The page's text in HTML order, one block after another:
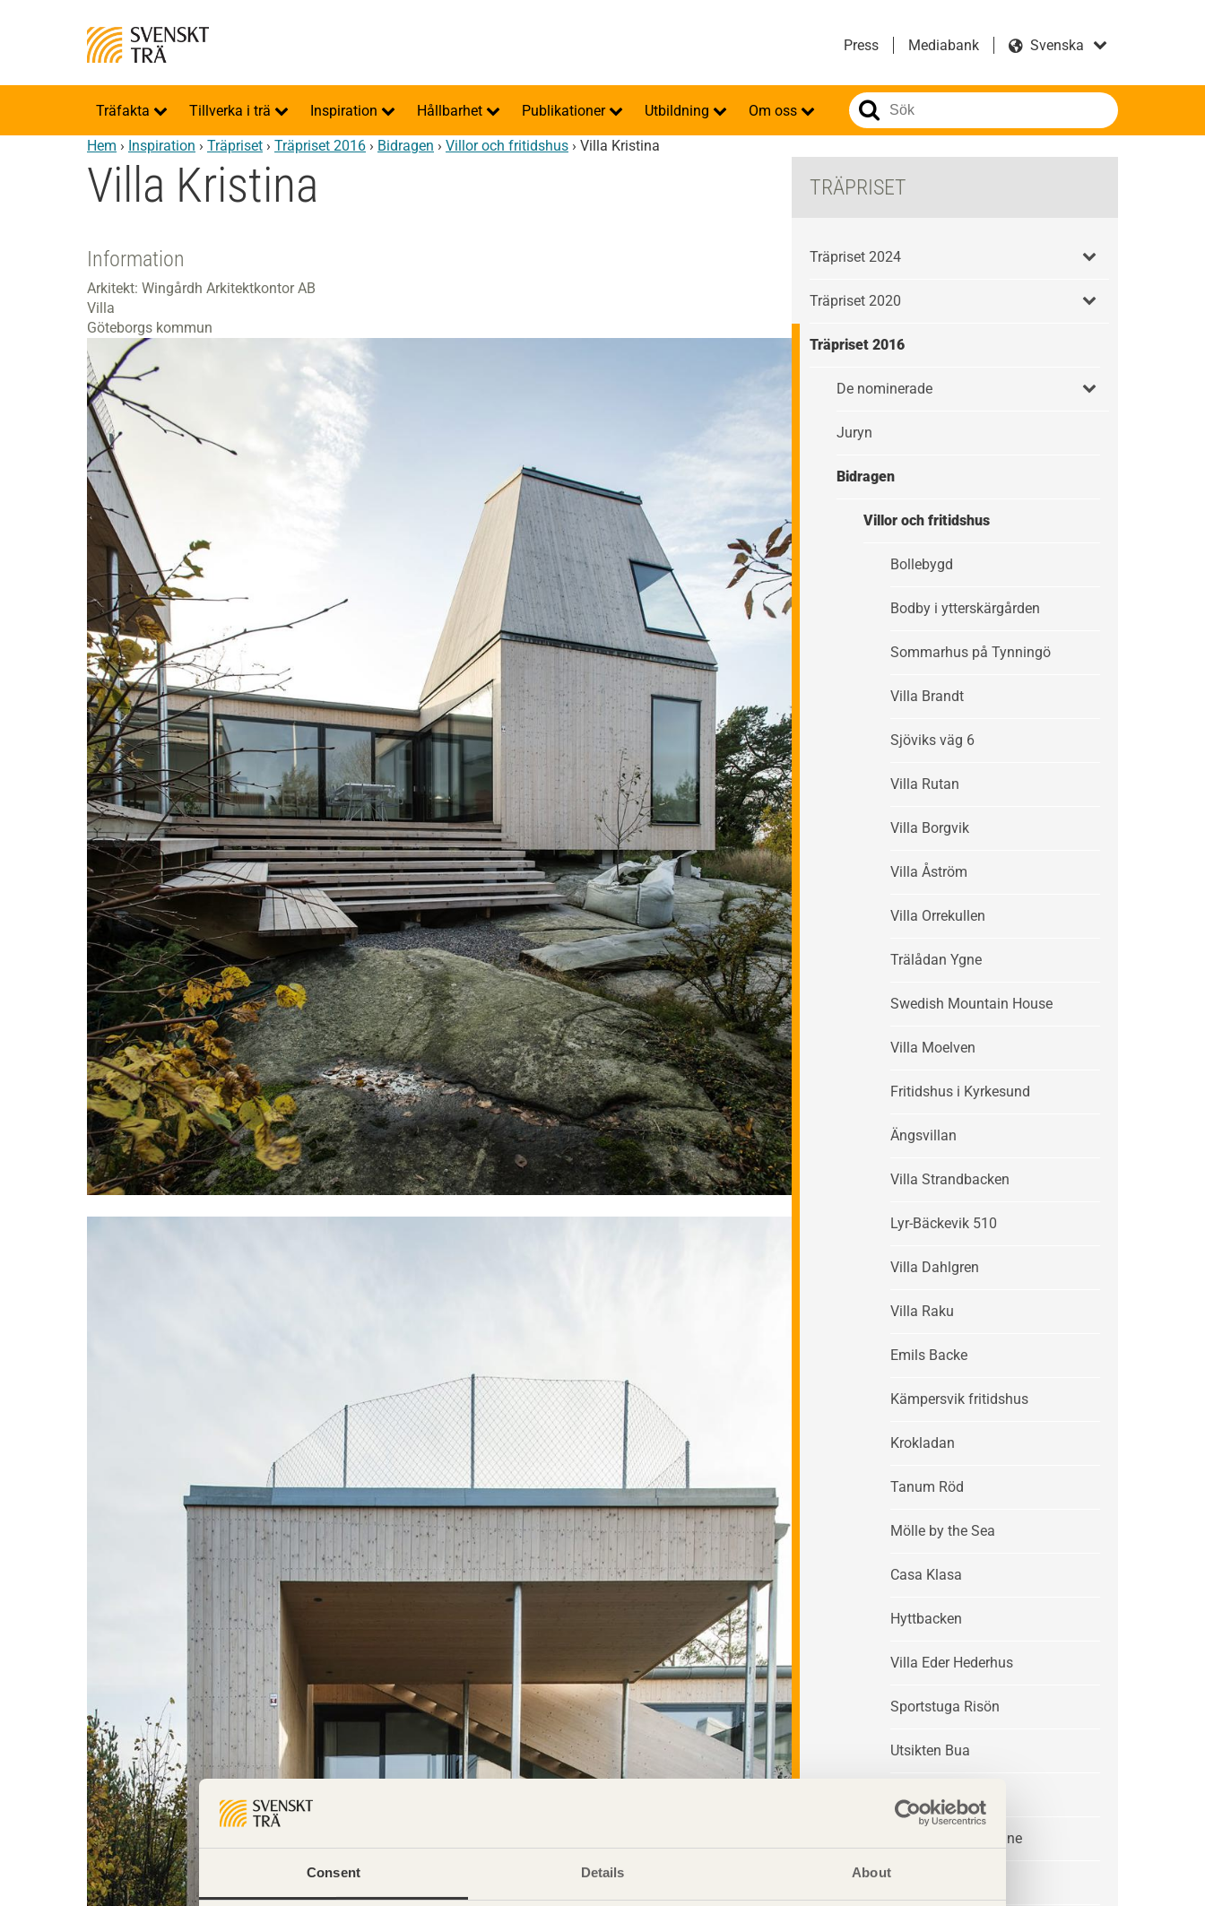
Consent Details About
Press Mediabank
Träfakta Tillverka i trä Inspiration Hållbarhet Publikationer Utbildning Om oss
Hem › Inspiration › Träpriset › Träpriset 2016 › Bidragen › Villor och fritidshus › Villa Kristina
Villa Kristina
Information
Arkitekt: Wingårdh Arkitektkontor AB
Villa
Göteborgs kommun
TRÄPRISET
Träpriset 2024
Träpriset 2020
Träpriset 2016
De nominerade
Juryn
Bidragen
Villor och fritidshus
Bollebygd
Bodby i ytterskärgården
Sommarhus på Tynningö
Villa Brandt
Sjöviks väg 6
Villa Rutan
Villa Borgvik
Villa Åström
Villa Orrekullen
Trälådan Ygne
Swedish Mountain House
Villa Moelven
Fritidshus i Kyrkesund
Ängsvillan
Villa Strandbacken
Lyr-Bäckevik 510
Villa Dahlgren
Villa Raku
Emils Backe
Kämpersvik fritidshus
Krokladan
Tanum Röd
Mölle by the Sea
Casa Klasa
Hyttbacken
Villa Eder Hederhus
Sportstuga Risön
Utsikten Bua
Sommarhus Akenine
Sunna